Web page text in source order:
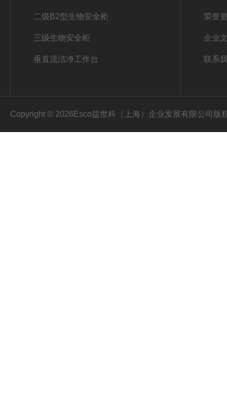
二级B2型生物安全柜
三级生物安全柜
垂直流洁净工作台
荣誉
企业
联系
Copyright © 2026Esco益世科（上海）企业发展有限公司